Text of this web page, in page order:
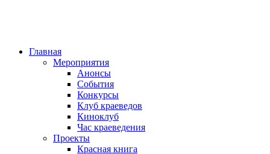
Главная
Мероприятия
Анонсы
События
Конкурсы
Клуб краеведов
Киноклуб
Час краеведения
Проекты
Красная книга